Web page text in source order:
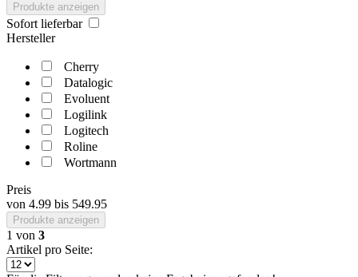
Produkte anzeigen
Sofort lieferbar
Hersteller
Cherry
Datalogic
Evoluent
Logilink
Logitech
Roline
Wortmann
Preis
von 4.99 bis 549.95
Produkte anzeigen
1 von 3
Artikel pro Seite: